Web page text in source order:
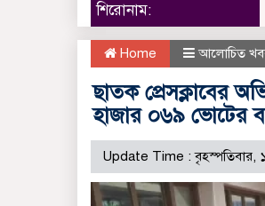
শিরোনাম:
Home আলোচিত
ছাতক প্রেসক্লা‌বের
হাজার ০৬৯ ভোটের
Update Time : বৃহস্পতিবার,